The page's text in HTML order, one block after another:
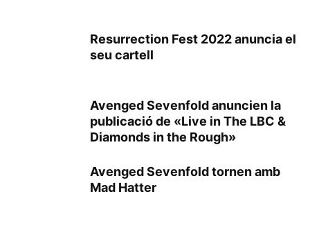
Resurrection Fest 2022 anuncia el
seu cartell
Avenged Sevenfold anuncien la
publicació de «Live in The LBC &
Diamonds in the Rough»
Avenged Sevenfold tornen amb
Mad Hatter